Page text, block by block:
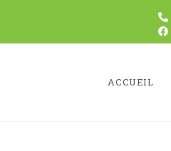
ACCUEIL